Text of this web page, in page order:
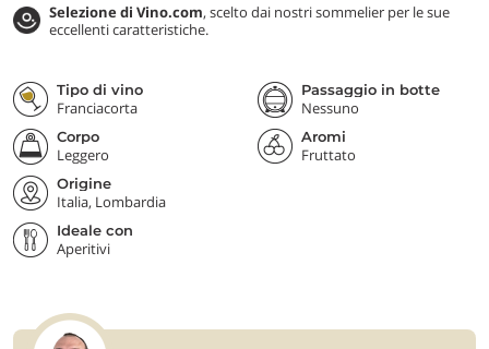
Selezione di Vino.com, scelto dai nostri sommelier per le sue
eccellenti caratteristiche.
Tipo di vino
Franciacorta
Passaggio in botte
Nessuno
Corpo
Leggero
Aromi
Fruttato
Origine
Italia, Lombardia
Ideale con
Aperitivi